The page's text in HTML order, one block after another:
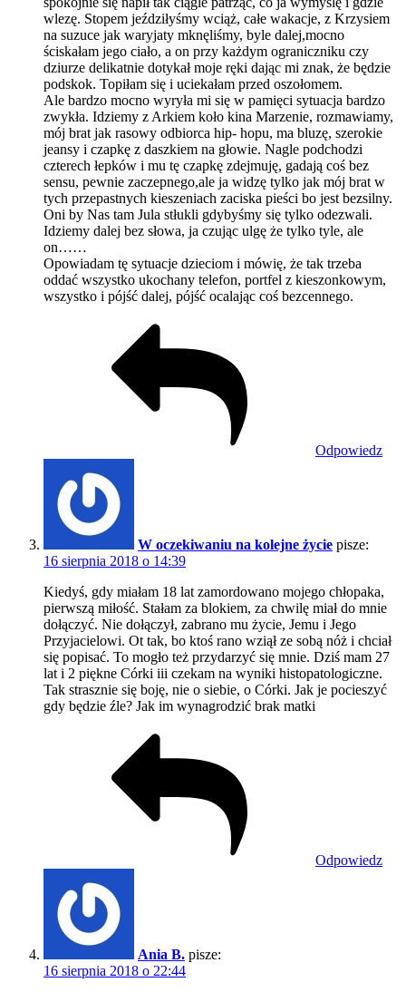
wlezę. Stopem jeździłyśmy wciąż, całe wakacje, z Krzysiem
na suzuce jak waryjaty mknęliśmy, byle dalej,mocno
ściskałam jego ciało, a on przy każdym ograniczniku czy
dziurze delikatnie dotykał moje ręki dając mi znak, że będzie
podskok. Topiłam się i uciekałam przed oszołomem.
Ale bardzo mocno wyryła mi się w pamięci sytuacja bardzo
zwykła. Idziemy z Arkiem koło kina Marzenie, rozmawiamy,
mój brat jak rasowy odbiorca hip- hopu, ma bluzę, szerokie
jeansy i czapkę z daszkiem na głowie. Nagle podchodzi
czterech łepków i mu tę czapkę zdejmuję, gadają coś bez
sensu, pewnie zaczepnego,ale ja widzę tylko jak mój brat w
tych przepastnych kieszeniach zaciska pieści bo jest bezsilny.
Oni by Nas tam Jula stłukli gdybyśmy się tylko odezwali.
Idziemy dalej bez słowa, ja czując ulgę że tylko tyle, ale
on……
Opowiadam tę sytuacje dzieciom i mówię, że tak trzeba
oddać wszystko ukochany telefon, portfel z kieszonkowym,
wszystko i pójść dalej, pójść ocalając coś bezcennego.
Odpowiedz
W oczekiwaniu na kolejne życie pisze:
16 sierpnia 2018 o 14:39
Kiedyś, gdy miałam 18 lat zamordowano mojego chłopaka,
pierwszą miłość. Stałam za blokiem, za chwilę miał do mnie
dołączyć. Nie dołączył, zabrano mu życie, Jemu i Jego
Przyjacielowi. Ot tak, bo ktoś rano wziął ze sobą nóż i chciał
się popisać. To mogło też przydarzyć się mnie. Dziś mam 27
lat i 2 piękne Córki iii czekam na wyniki histopatologiczne.
Tak strasznie się boję, nie o siebie, o Córki. Jak je pocieszyć
gdy będzie źle? Jak im wynagrodzić brak matki
Odpowiedz
Ania B. pisze:
16 sierpnia 2018 o 22:44